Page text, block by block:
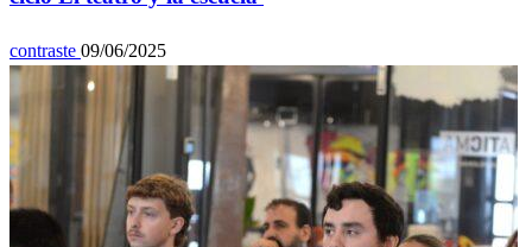
contraste 09/06/2025